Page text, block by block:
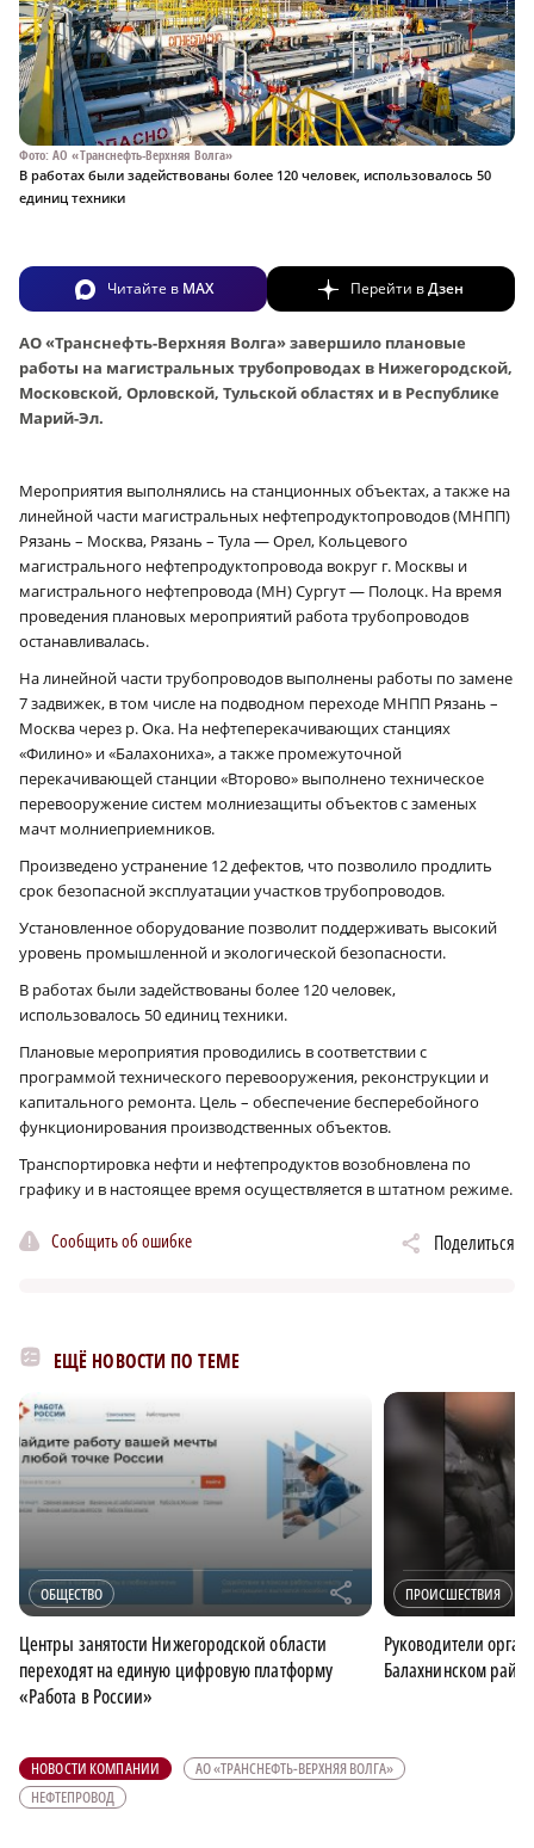
Фото: АО «Транснефть-Верхняя Волга»
В работах были задействованы более 120 человек, использовалось 50
единиц техники
Читайте в MAX Перейти вДзен
АО «Транснефть-Верхняя Волга» завершило плановые
работы на магистральных трубопроводах в Нижегородской,
Московской, Орловской, Тульской областях и в Республике
Марий-Эл.
Мероприятия выполнялись на станционных объектах, а также на
линейной части магистральных нефтепродуктопроводов (МНПП)
Рязань – Москва, Рязань – Тула — Орел, Кольцевого
магистрального нефтепродуктопровода вокруг г. Москвы и
магистрального нефтепровода (МН) Сургут — Полоцк. На время
проведения плановых мероприятий работа трубопроводов
останавливалась.
На линейной части трубопроводов выполнены работы по замене
7 задвижек, в том числе на подводном переходе МНПП Рязань –
Москва через р. Ока. На нефтеперекачивающих станциях
«Филино» и «Балахониха», а также промежуточной
перекачивающей станции «Второво» выполнено техническое
перевооружение систем молниезащиты объектов с заменых
мачт молниеприемников.
Произведено устранение 12 дефектов, что позволило продлить
срок безопасной эксплуатации участков трубопроводов.
Установленное оборудование позволит поддерживать высокий
уровень промышленной и экологической безопасности.
В работах были задействованы более 120 человек,
использовалось 50 единиц техники.
Плановые мероприятия проводились в соответствии с
программой технического перевооружения, реконструкции и
капитального ремонта. Цель – обеспечение бесперебойного
функционирования производственных объектов.
Транспортировка нефти и нефтепродуктов возобновлена по
графику и в настоящее время осуществляется в штатном режиме.
Сообщить об ошибке Поделиться
ЕЩЁ НОВОСТИ ПО ТЕМЕ
ОБЩЕСТВО r
Центры занятости Нижегородской области
переходят на единую цифровую платформу
«Работа в России»
ПРОИСШЕСТВИЯ
Руководители
Балахнинском
НОВОСТИ КОМПАНИИ
АО «ТРАНСНЕФТЬ-ВЕРХНЯЯ ВОЛГА»
НЕФТЕПРОВОД